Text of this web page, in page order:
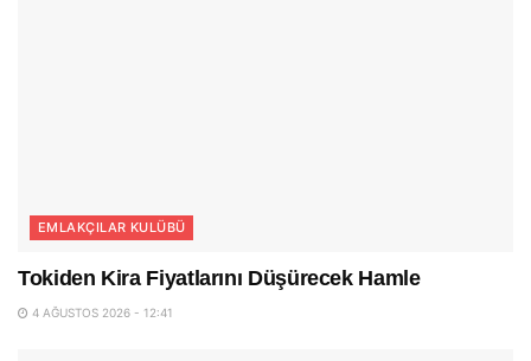
EMLAKÇILAR KULÜBÜ
Tokiden Kira Fiyatlarını Düşürecek Hamle
4 AĞUSTOS 2026 - 12:41